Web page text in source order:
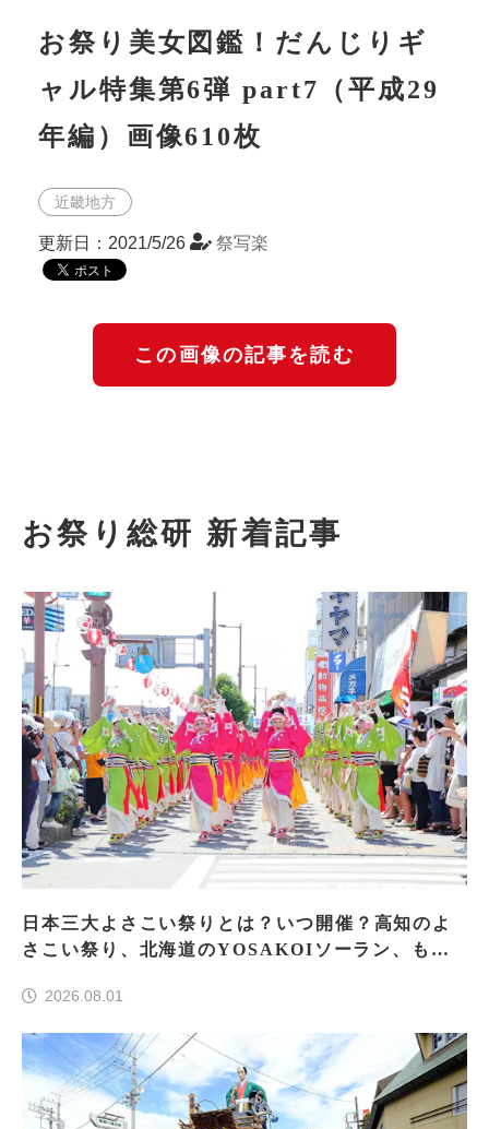
お祭り美女図鑑！だんじりギ
ャル特集第6弾 part7（平成29
年編）画像610枚
近畿地方
更新日：2021/5/26 祭写楽
この画像の記事を読む
お祭り総研 新着記事
日本三大よさこい祭りとは？いつ開催？高知のよ
さこい祭り、北海道のYOSAKOIソーラン、もう
2026.08.01